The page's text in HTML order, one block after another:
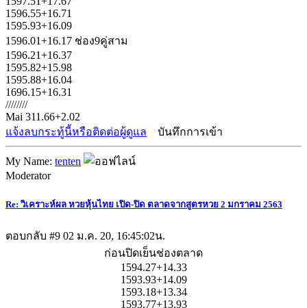
1596.55+16.71
1595.93+16.09
1596.01+16.17 ช่อง9คู่สาม
1596.21+16.37
1595.82+15.98
1595.88+16.04
1696.15+16.31
////////
Mai 311.66+2.02
แจ้งลบกระทู้นี้หรือติดต่อผู้ดูแล
บันทึกการเข้า
My Name: tenten
Moderator
Re: วิเคราะห์ผล หวยหุ้นไทย เปิด-ปิด ตลาดจากสูตรหวย 2 มกราคม 2563
ตอบกลับ #9 02 ม.ค. 20, 16:45:02น.
ก่อนปิดเย็นช่องตลาด
1594.27+14.33
1593.93+14.09
1593.18+13.34
1593.77+13.93